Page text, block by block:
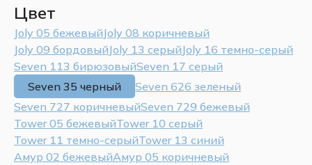
Цвет
Joly 05 бежевыйJoly 08 коричневый
Joly 09 бордовыйJoly 13 серыйJoly 16 темно-серый
Seven 113 бирюзовыйSeven 17 серый
Seven 35 черный
Seven 626 зеленый
Seven 727 коричневыйSeven 729 бежевый
Tower 05 бежевыйTower 10 серый
Tower 11 темно-серыйTower 13 синий
Амур 02 бежевыйАмур 05 коричневый